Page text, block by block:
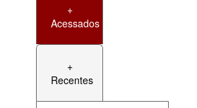
+
Acessados
+
Recentes